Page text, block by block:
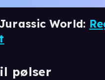
World:
pølser